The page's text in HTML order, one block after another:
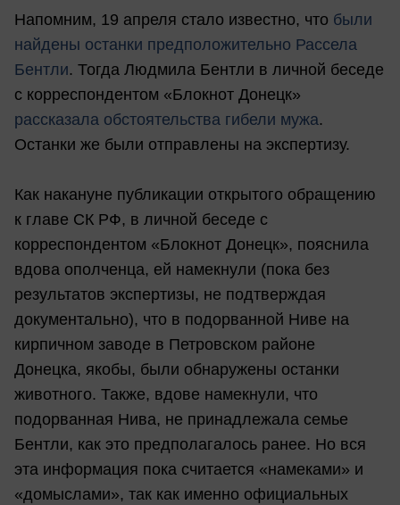
Напомним, 19 апреля стало известно, что были
найдены останки предположительно Рассела
Бентли. Тогда Людмила Бентли в личной беседе
с корреспондентом «Блокнот Донецк»
рассказала обстоятельства гибели мужа.
Останки же были отправлены на экспертизу.
Как накануне публикации открытого обращению
к главе СК РФ, в личной беседе с
корреспондентом «Блокнот Донецк», пояснила
вдова ополченца, ей намекнули (пока без
результатов экспертизы, не подтверждая
документально), что в подорванной Ниве на
кирпичном заводе в Петровском районе
Донецка, якобы, были обнаружены останки
животного. Также, вдове намекнули, что
подорванная Нива, не принадлежала семье
Бентли, как это предполагалось ранее. Но вся
эта информация пока считается «намеками» и
«домыслами», так как именно официальных